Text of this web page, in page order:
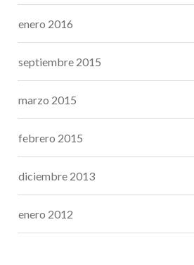
enero 2016
septiembre 2015
marzo 2015
febrero 2015
diciembre 2013
enero 2012